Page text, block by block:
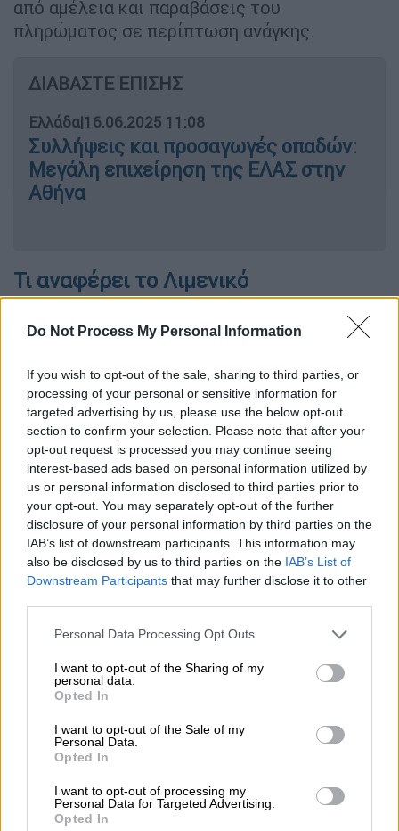
Do Not Process My Personal Information
If you wish to opt-out of the sale, sharing to third parties, or
processing of your personal or sensitive information for
targeted advertising by us, please use the below opt-out
section to confirm your selection. Please note that after your
opt-out request is processed you may continue seeing
interest-based ads based on personal information utilized by
us or personal information disclosed to third parties prior to
your opt-out. You may separately opt-out of the further
disclosure of your personal information by third parties on the
IAB’s list of downstream participants. This information may
also be disclosed by us to third parties on the IAB’s List of
Downstream Participants that may further disclose it to other
Please note that this website/app uses one or more Google
not limited to your visit or usage behaviour. You may click to
grant or deny consent to Google and its third-party tags to
use your data for below specified purposes in below Google
consent section.
Personal Data Processing Opt Outs
I want to opt-out of the Sharing of my
personal data.
Opted In
I want to opt-out of the Sale of my
Personal Data.
Opted In
I want to opt-out of processing my
Personal Data for Targeted Advertising.
Opted In
από αμέλεια και παραβάσεις του
πληρώματος σε περίπτωση ανάγκης.
ΔΙΑΒΑΣΤΕ ΕΠΙΣΗΣ
Ελλάδα|16.06.2025 11:08
Συλλήψεις και προσαγωγές οπαδών:
Μεγάλη επιχείρηση της ΕΛΑΣ στην
Αθήνα
Τι αναφέρει το Λιμενικό
ανέφερε για
το περιστατικό:
«Τις μεσημβρινές ώρες χθες, ενημερώθηκε η
Λιμενική Αρχή της Βουλιαγμένηςγια την
πτώση, κατά την διαδικασία απογείωσης,
ενός ελικοπτέρου στη θάλασσα στη μαρίνα
τηςΒουλιαγμένηςκοντά στον πράσινο φανό
εισόδου.
Αμέσως, τέθηκε σε εφαρμογή το τοπικό
σχέδιο έκτακτης ανάγκης και στην περιοχή
μετέβησαν στελέχη Λ.Σ.-ΕΛ.ΑΚΤ. με
περιπολικό όχημα Λ.Σ.-ΕΛ.ΑΚΤ. και ένα
περιπολικό σκάφος (ΠΛΣ) Λ.Σ.-ΕΛ.ΑΚΤ., ενώ
ενημερώθηκαν το Ε.Κ.Α.Β., ιδιώτης δύτης, ο
Εθνικός Οργανισμός Διερεύνησης
Αεροπορικών και
Ατυχημάτων και Ασφάλειας Μεταφορών
(ΕΟΔΑΣΑΑΜ) και η Αρχή Πολιτικής